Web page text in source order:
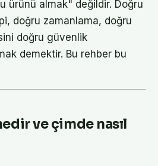
ürünü almak" değildir. Doğru
doğru zamanlama, doğru
doğru güvenlik
demektir. Bu rehber bu
ve çimde nasıl